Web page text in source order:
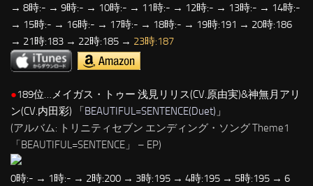
→ 8時:- → 9時:- → 10時:- → 11時:- → 12時:- → 13時:- → 14時:-
→ 15時:- → 16時:- → 17時:- → 18時:- → 19時:191 → 20時:186
→ 21時:183 → 22時:185 → 23時:187
●189位…メイガス・トゥー 浅見リリス(CV.原由実)&神無月アリ
ン(CV.内田彩) 「BEAUTIFUL=SENTENCE(Duet) 」
(アルバム: トリニティセブン エンディング・ソング Theme1
「BEAUTIFUL=SENTENCE」 – EP)
0時:- → 1時:- → 2時:200 → 3時:195 → 4時:195 → 5時:195 → 6